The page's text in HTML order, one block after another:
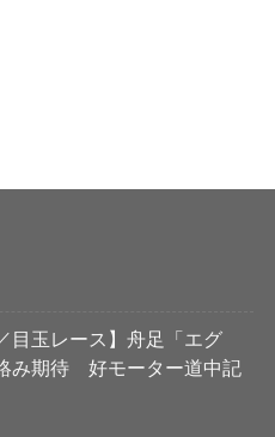
目玉レース】舟足「エグ
み期待 好モーター道中記